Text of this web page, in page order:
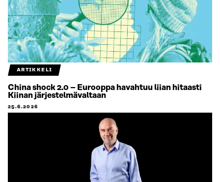
ARTIKKELI
China shock 2.0 – Eurooppa havahtuu liian hitaasti
Kiinan järjestelmävaltaan
25.6.2026